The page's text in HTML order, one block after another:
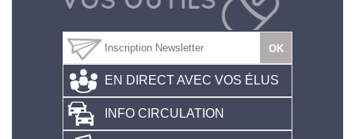
EN DIRECT AVEC VOS ÉLUS
INFO CIRCULATION